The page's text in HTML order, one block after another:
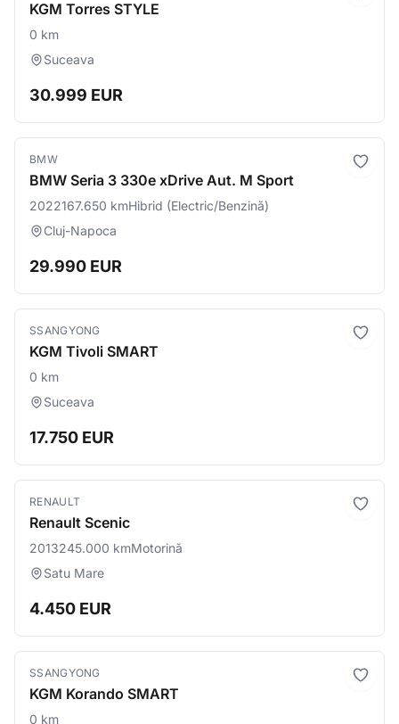
KGM Torres STYLE
0 km
Suceava
30.999 EUR
BMW
BMW Seria 3 330e xDrive Aut. M Sport
2022167.650 kmHibrid (Electric/Benzină)
Cluj-Napoca
29.990 EUR
SSANGYONG
KGM Tivoli SMART
0 km
Suceava
17.750 EUR
RENAULT
Renault Scenic
2013245.000 kmMotorină
Satu Mare
4.450 EUR
SSANGYONG
KGM Korando SMART
0 km